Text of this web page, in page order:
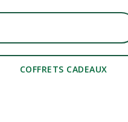
COFFRETS CADEAUX